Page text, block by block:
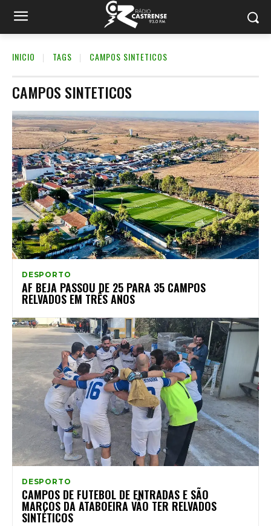
INICIO TAGS CAMPOS SINTETICOS
CAMPOS SINTETICOS
DESPORTO
AF BEJA PASSOU DE 25 PARA 35 CAMPOS
RELVADOS EM TRÊS ANOS
DESPORTO
CAMPOS DE FUTEBOL DE ENTRADAS E SÃO
MARCOS DA ATABOEIRA VÃO TER RELVADOS
SINTÉTICOS